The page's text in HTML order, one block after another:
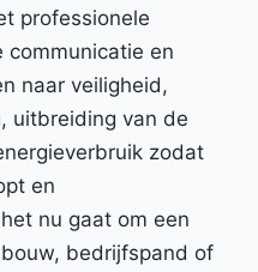
professionele
communicatie en
naar veiligheid,
uitbreiding van de
zodat
en
nu gaat om een
bedrijfspand of